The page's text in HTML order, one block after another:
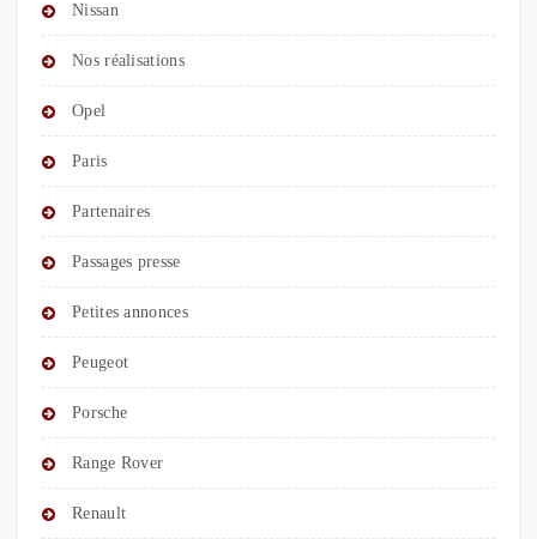
Nissan
Nos réalisations
Opel
Paris
Partenaires
Passages presse
Petites annonces
Peugeot
Porsche
Range Rover
Renault